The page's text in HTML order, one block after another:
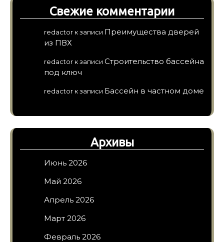
Свежие комментарии
redactor к записи Преимущества дверей
из ПВХ
redactor к записи Строительство бассейна
под ключ
redactor к записи Бассейн в частном доме
Архивы
Июнь 2026
Май 2026
Апрель 2026
Март 2026
Февраль 2026